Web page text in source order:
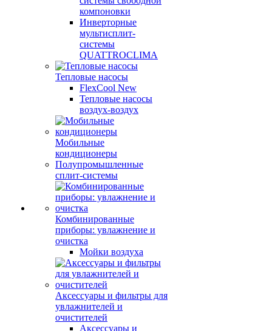
компоновки
Инверторные
мультисплит-
системы
QUATTROCLIMA
Тепловые насосы
FlexCool New
Тепловые насосы
воздух-воздух
Мобильные
кондиционеры
Полупромышленные
сплит-системы
Комбинированные
приборы: увлажнение и
очистка
Мойки воздуха
Аксессуары и фильтры для
увлажнителей и
очистителей
Аксессуары и